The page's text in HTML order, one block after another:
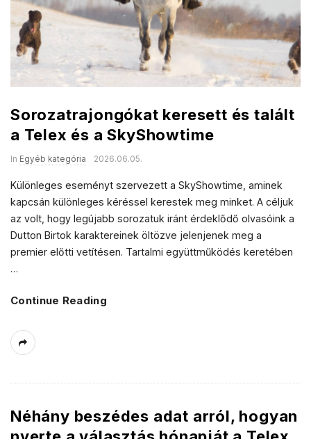
e
s
Sorozatrajongókat keresett és talált
a Telex és a SkyShowtime
In Egyéb kategória 2026.06.05.
Különleges eseményt szervezett a SkyShowtime, aminek
kapcsán különleges kéréssel kerestek meg minket. A céljuk
az volt, hogy legújabb sorozatuk iránt érdeklődő olvasóink a
Dutton Birtok karaktereinek öltözve jelenjenek meg a
premier előtti vetítésen. Tartalmi együttműködés keretében
…
Continue Reading
Néhány beszédes adat arról, hogyan